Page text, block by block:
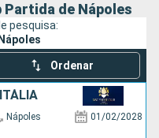
Partida de Nápoles
pesquisa:
Ordenar
Nápoles 01/02/2028